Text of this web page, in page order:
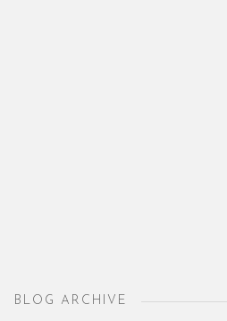
BLOG ARCHIVE